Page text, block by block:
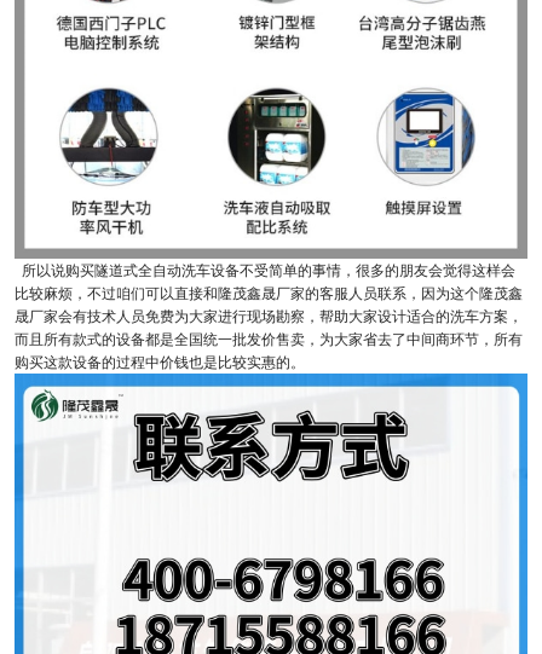
所以说购买隧道式全自动洗车设备不受简单的事情，很多的朋友会觉得这样会
比较麻烦，不过咱们可以直接和隆茂鑫晟厂家的客服人员联系，因为这个隆茂鑫
晟厂家会有技术人员免费为大家进行现场勘察，帮助大家设计适合的洗车方案，
而且所有款式的设备都是全国统一批发价售卖，为大家省去了中间商环节，所有
购买这款设备的过程中价钱也是比较实惠的。